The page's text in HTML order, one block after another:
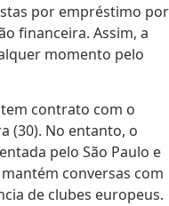
por empréstimo por
financeira. Assim, a
momento pelo
contrato com o
(30). No entanto, o
pelo São Paulo e
conversas com
de clubes europeus.